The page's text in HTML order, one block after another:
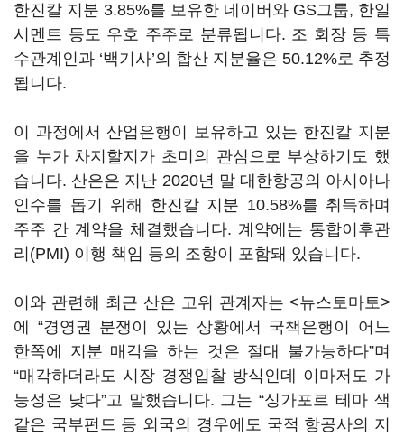
한진칼 지분 3.85%를 보유한 네이버와 GS그룹, 한일
시멘트 등도 우호 주주로 분류됩니다. 조 회장 등 특
수관계인과 ‘백기사’의 합산 지분율은 50.12%로 추정
됩니다.
이 과정에서 산업은행이 보유하고 있는 한진칼 지분
을 누가 차지할지가 초미의 관심으로 부상하기도 했
습니다. 산은은 지난 2020년 말 대한항공의 아시아나
인수를 돕기 위해 한진칼 지분 10.58%를 취득하며
주주 간 계약을 체결했습니다. 계약에는 통합이후관
리(PMI) 이행 책임 등의 조항이 포함돼 있습니다.
이와 관련해 최근 산은 고위 관계자는 <뉴스토마토>
에 “경영권 분쟁이 있는 상황에서 국책은행이 어느
한쪽에 지분 매각을 하는 것은 절대 불가능하다”며
“매각하더라도 시장 경쟁입찰 방식인데 이마저도 가
능성은 낮다”고 말했습니다. 그는 “싱가포르 테마 색
같은 국부펀드 등 외국의 경우에도 국적 항공사의 지